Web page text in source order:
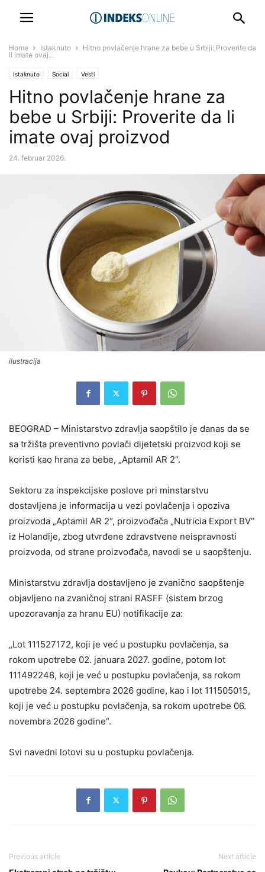
Home Istaknuto
Hitno povlačenje hrane za bebe u Srbiji: Proverite da
li imate ovaj...
Istaknuto Social Vesti
Hitno povlačenje hrane za
bebe u Srbiji: Proverite da li
imate ovaj proizvod
24. februar 2026.
ilustracija
BEOGRAD – Ministarstvo zdravlja saopštilo je danas da se
sa tržišta preventivno povlači dijetetski proizvod koji se
koristi kao hrana za bebe, „Aptamil AR 2“.
Sektoru za inspekcijske poslove pri minstarstvu
dostavljena je informacija u vezi povlačenja i opoziva
proizvoda „Aptamil AR 2“, proizvođača „Nutricia Export BV“
iz Holandije, zbog utvrđene zdravstvene neispravnosti
proizvoda, od strane proizvođača, navodi se u saopštenju.
Ministarstvu zdravlja dostavljeno je zvanično saopštenje
objavljeno na zvaničnoj strani RASFF (sistem brzog
upozoravanja za hranu EU) notifikacije za:
„Lot 111527172, koji je već u postupku povlačenja, sa
rokom upotrebe 02. januara 2027. godine, potom lot
111492248, koji je već u postupku povlačenja, sa rokom
upotrebe 24. septembra 2026 godine, kao i lot 111505015,
koji je već u postupku povlačenja, sa rokom upotrebe 06.
novembra 2026 godine“.
Svi navedni lotovi su u postupku povlačenja.
Previous article Next article